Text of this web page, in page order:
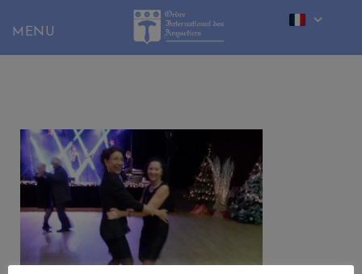
content